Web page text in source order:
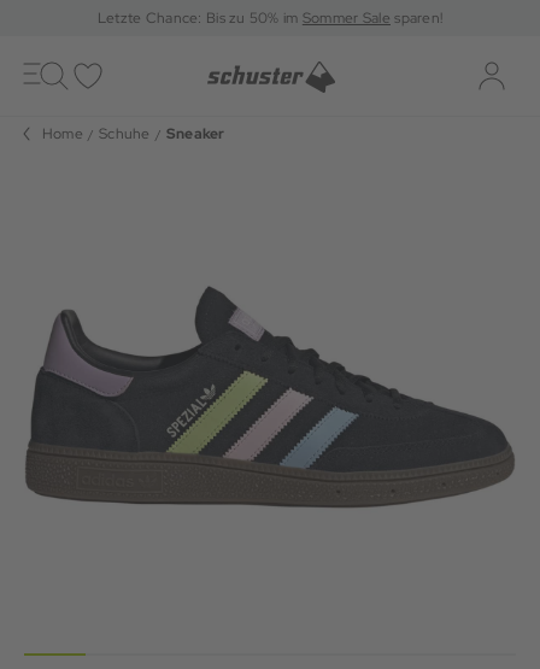
Letzte Chance: Bis zu 50% im Sommer Sale sparen!
Toggle
navigation
Home Schuhe Sneaker